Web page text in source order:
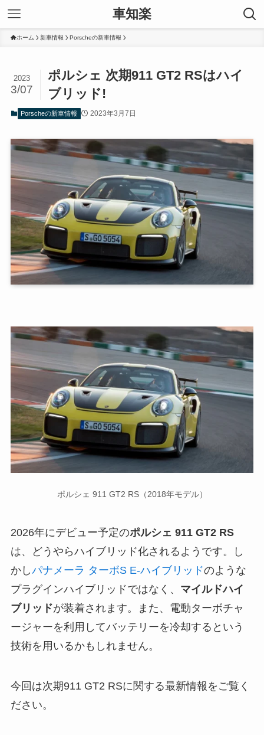
車知楽
ホーム 新車情報 Porscheの新車情報
ポルシェ 次期911 GT2 RSはハイ
ブリッド!
2023
3/07
Porscheの新車情報 2023年3月7日
ポルシェ 911 GT2 RS（2018年モデル）
2026年にデビュー予定のポルシェ 911 GT2 RS
は、どうやらハイブリッド化されるようです。し
かしパナメーラ ターボS E-ハイブリッドのような
プラグインハイブリッドではなく、 マイルドハイ
ブリッドが装着されます。また、電動ターボチャ
ージャーを利用してバッテリーを冷却するという
技術を用いるかもしれません。
今回は次期911 GT2 RSに関する最新情報をご覧く
ださい。